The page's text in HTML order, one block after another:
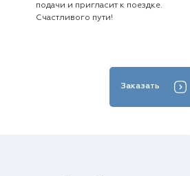
подачи и пригласит к поездке.
Счастливого пути!
Заказать